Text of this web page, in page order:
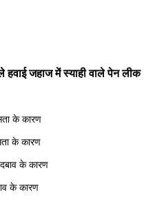
जहाज में स्याही वाले पेन लीक
के कारण
के कारण
के कारण
के कारण